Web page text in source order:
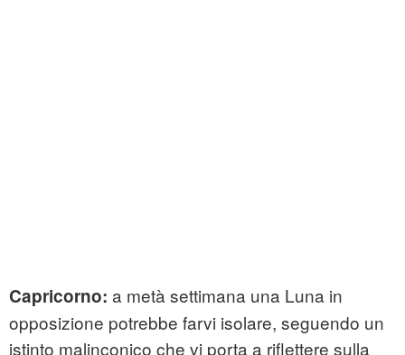
Capricorno: a metà settimana una Luna in
opposizione potrebbe farvi isolare, seguendo un
istinto malinconico che vi porta a riflettere sulla